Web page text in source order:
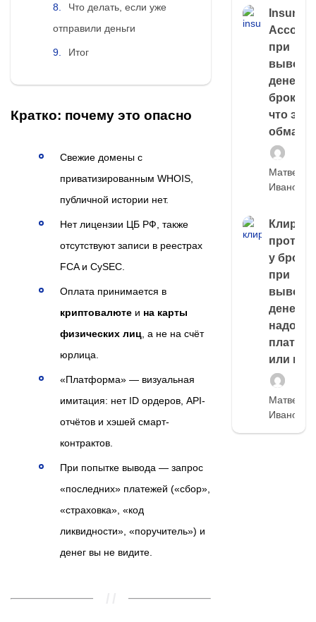
Что делать, если уже
отправили деньги
Итог
Кратко: почему это опасно
Свежие домены с
приватизированным WHOIS,
публичной истории нет.
Нет лицензии ЦБ РФ, также
отсутствуют записи в реестрах
FCA и CySEC.
Оплата принимается в
криптовалюте и на карты
физических лиц , а не на счёт
юрлица.
«Платформа» — визуальная
имитация: нет ID ордеров, API-
отчётов и хэшей смарт-
контрактов.
При попытке вывода — запрос
«последних» платежей («сбор»,
«страховка», «код
ликвидности», «поручитель») и
денег вы не видите.
Account
при
выводе
денег у
что это,
обман?
Матвей
Иванов
Клиринг
у
при
выводе
денег,
надо
платить
или
Матвей
Иванов